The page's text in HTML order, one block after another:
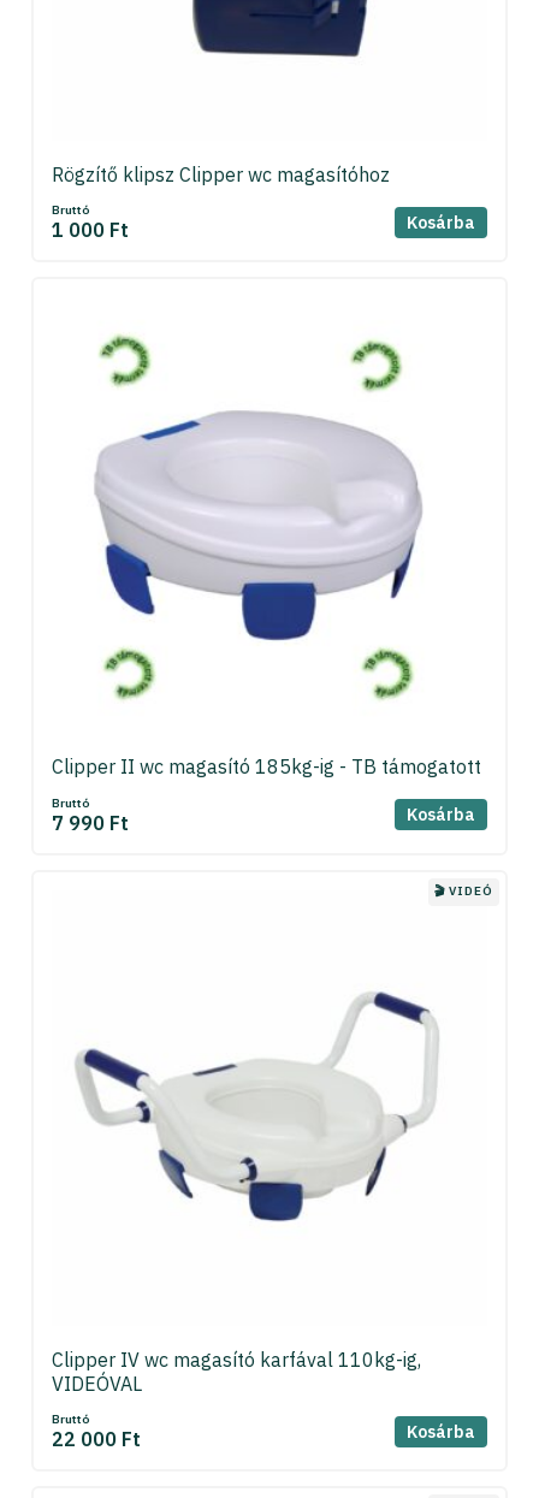
Rögzítő klipsz Clipper wc magasítóhoz
Bruttó
1 000 Ft Kosárba
Clipper II wc magasító 185kg-ig - TB támogatott
Bruttó
7 990 Ft Kosárba
🎬 VIDEÓ
Clipper IV wc magasító karfával 110kg-ig,
VIDEÓVAL
Bruttó
22 000 Ft Kosárba